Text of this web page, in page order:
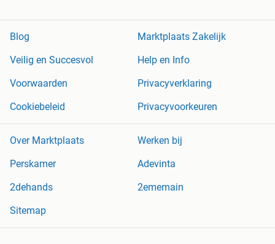
Blog
Marktplaats Zakelijk
Veilig en Succesvol
Help en Info
Voorwaarden
Privacyverklaring
Cookiebeleid
Privacyvoorkeuren
Over Marktplaats
Werken bij
Perskamer
Adevinta
2dehands
2ememain
Sitemap